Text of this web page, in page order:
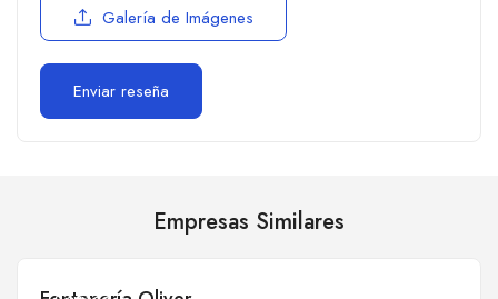
Galería de Imágenes
Empresas Similares